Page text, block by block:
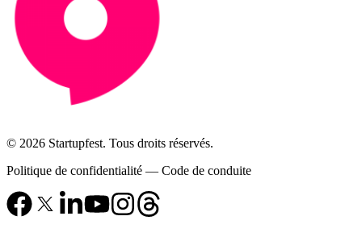
© 2026 Startupfest. Tous droits réservés.
Politique de confidentialité — Code de conduite